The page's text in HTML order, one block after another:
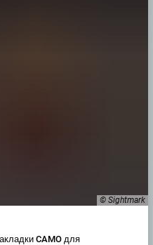
© Sightmark
CAMO для